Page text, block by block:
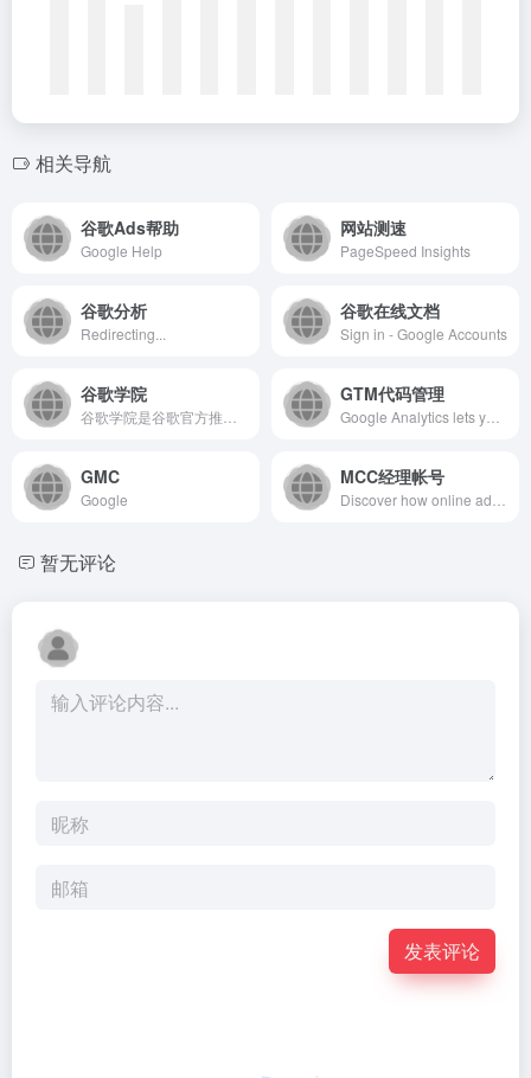
相关导航
谷歌Ads帮助
Google Help
网站测速
PageSpeed Insights
谷歌分析
Redirecting...
谷歌在线文档
Sign in - Google Accounts
谷歌学院 GTM代码管理
GMC
Google
MCC经理帐号
暂无评论
发表评论